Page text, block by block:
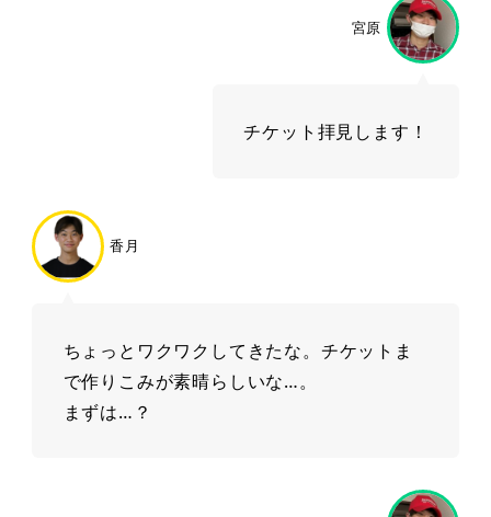
宮原
チケット拝見します！
香月
ちょっとワクワクしてきたな。チケットま
で作りこみが素晴らしいな…。
まずは…？